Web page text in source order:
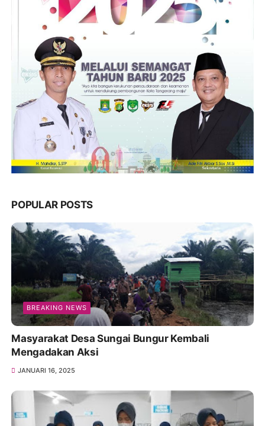
POPULAR POSTS
BREAKING NEWS
Masyarakat Desa Sungai Bungur Kembali
Mengadakan Aksi
JANUARI 16, 2025